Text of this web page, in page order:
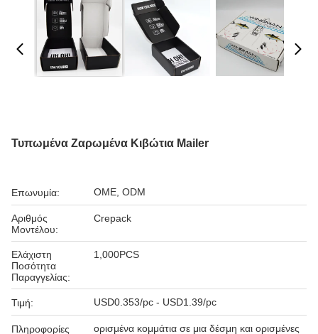
Τυπωμένα Ζαρωμένα Κιβώτια Mailer
Επωνυμία: OME, ODM
Αριθμός
Μοντέλου:
Crepack
Ελάχιστη
Ποσότητα
Παραγγελίας:
1,000PCS
Τιμή: USD0.353/pc - USD1.39/pc
Πληροφορίες
ορισμένα κομμάτια σε μια δέσμη και ορισμένες